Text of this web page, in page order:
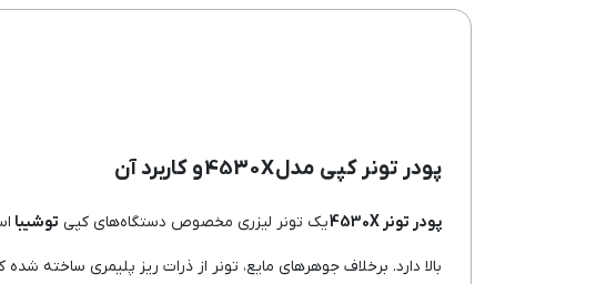
پودر تونر کپی مدل 4530X و کاربرد آن
پودر تونر 4530X یک تونر لیزری مخصوص دستگاه‌های کپی توشیبا
بالا دارد. برخلاف جوهرهای مایع، تونر از ذرات ریز پلیمری ساخته